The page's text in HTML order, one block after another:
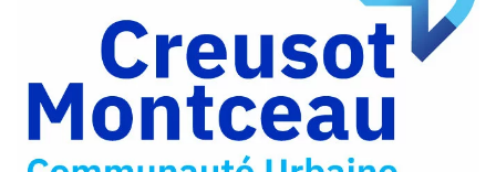
Facebook
Partager
Twitter
Partager
par
e-
mail